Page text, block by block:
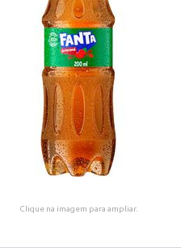
Clique na imagem para ampliar.